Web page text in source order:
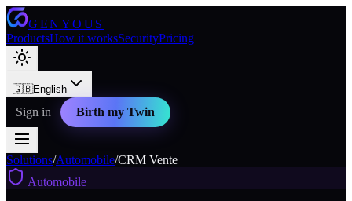
GENYOUS
ProductsHow it worksSecurityPricing
🇬🇧English
Sign in Birth my Twin
Solutions/Automobile/CRM Vente
Automobile